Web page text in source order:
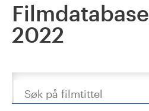
2022
Søk